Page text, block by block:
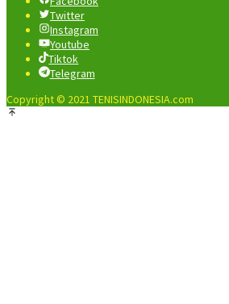
Twitter
Instagram
Youtube
Tiktok
Telegram
Copyright © 2021 TENISINDONESIA.com